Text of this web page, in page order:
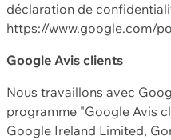
déclaration de
https://www.google.com/
Google Avis clients
Nous travaillons avec
programme "Google Avis
Google Ireland Limited,